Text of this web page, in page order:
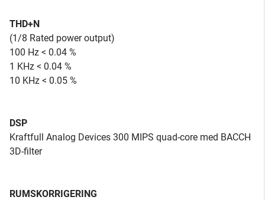
THD+N
(1/8 Rated power output)
100 Hz < 0.04 %
1 KHz < 0.04 %
10 KHz < 0.05 %
DSP
Kraftfull Analog Devices 300 MIPS quad-core med BACCH
3D-filter
RUMSKORRIGERING